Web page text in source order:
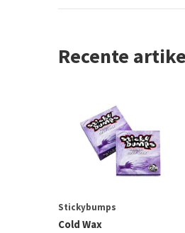
Recente
Stickybumps
Cold Wax